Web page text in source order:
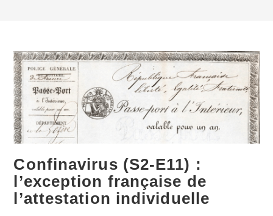
Confinavirus (S2-E11) :
l’exception française de
l’attestation individuelle